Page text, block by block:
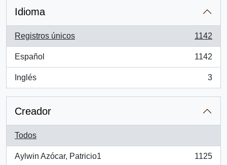
Idioma
Registros únicos
, 1142 resultados
1142
Español
, 1142 resultados
1142
Inglés
, 3 resultados
3
Creador
Todos
Aylwin Azócar, Patricio1
, 1125 resultados
1125